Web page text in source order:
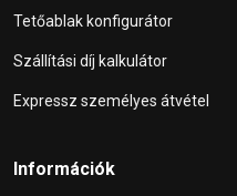
Tetőablak konfigurátor
Szállítási díj kalkulátor
Expressz személyes átvétel
Információk